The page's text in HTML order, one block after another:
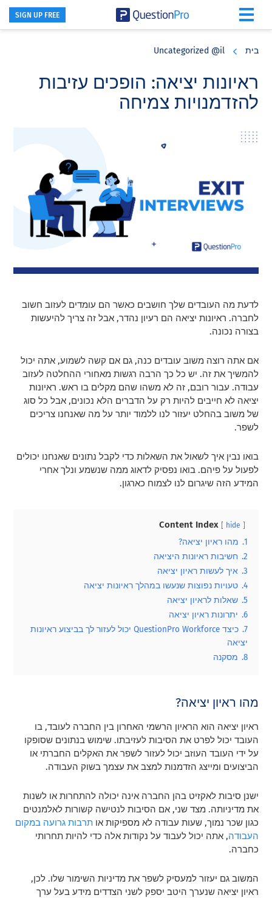
SIGN UP FREE
בית Uncategorized @il
ראיונות יציאה: הופכים עזיבות
להזדמנויות צמיחה
לדעת מה העובדים שלך חושבים כאשר הם עומדים לעזוב חשוב
לחברה. ראיונות יציאה הם רעיון נהדר, אבל זה צריך להיעשות
בצורה נכונה.
אם אתה רוצה משוב עובדים כנה, גם אם קשה לשמוע, אתה יכול
להמשיך את זה. יש כל כך הרבה רגשות מאחורי ההחלטה לעזוב
עבודה. עבור רובם, זה לא משהו שהם מקלים בו ראש. ראיונות
יציאה לא חייבים להיות רק על הדברים הלא נכונים, אבל כל סוג
של משוב בהחלט יעזור לנו ללמוד יותר על מה שאנחנו צריכים
לשפר.
בואו נבין איך לשאול את השאלות כדי לקבל נתונים שאנחנו יכולים
לפעול על פיהם. בואו נפסיק לדאוג ממה שנשמע ונלך אחרי
המידע הזה שיגרום לנו לצמוח כארגון.
Content Index hide
1. מהו ראיון יציאה?
2. חשיבות ראיונות היציאה
3. איך לעשות ראיון יציאה
4. טעויות נפוצות שנעשו במהלך ראיונות יציאה
5. שאלות לראיון יציאה
6. יתרונות ראיון יציאה
7.
כיצד QuestionPro Workforce יכול לעזור לך בביצוע ראיונות
יציאה
8. מסקנה
מהו ראיון יציאה?
ראיון יציאה הוא הראיון הרשמי האחרון בין החברה לעובד, בו
העובד יכול לפרט את הסיבות לעזיבתו. שימוש בנתונים שסופקו
על ידי העובד העוזב יכול לעזור לשפר את האקלים החברתי או
הביצועים ומייצג הזדמנות למצב את עצמך בשוק העבודה.
ישנן סיבות לאקזיט בהן החברה אינה יכולה להתחרות או לשנות
את מדיניותה. מצד שני, אם הסיבות לנטישה קשורות לאלמנטים
כגון שכר נמוך, שעות עבודה לא מספיקות אותרבות גרועה במקום
העבודה, אתה יכול לעבוד על נקודות אלה כדי להיות תחרותי
כחברה.
המשוב גם יעזור למעסיק לשפר את מדיניות השימור שלו. לכן,
ראיון יציאה שנערך היטב יספק לשני הצדדים מידע בעל ערך